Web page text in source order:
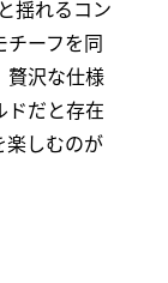
揺れるコン
チーフを同
贅沢な仕様
ドだと存在
楽しむのが